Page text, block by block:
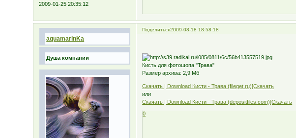
2009-01-25 20:35:12
Поделиться2009-08-18 18:58:18
aquamarinKa
Душа компании
Кисть для фотошопа "Трава"
Размер архива: 2,9 Мб
Скачать | Download Кисти - Трава (fileget.ru)]Скачать
или
Скачать | Download Кисти - Трава (depositfiles.com)]Скачать
0